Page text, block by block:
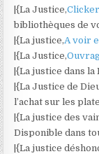
|{La Justice,
bibliothèques de
|{La justice,A voir
|{La Justice,
|{La justice dans
|{La Justice de
l’achat sur les
|{La justice des
Disponible dans
|{La justice